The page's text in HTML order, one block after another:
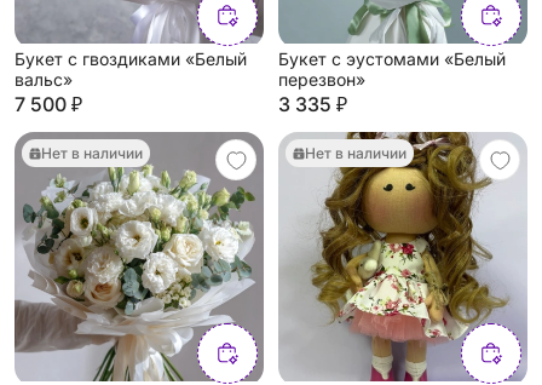
Букет с гвоздиками «Белый
вальс»
7 500 ₽
Букет с эустомами «Белый
перезвон»
3 335 ₽
Нет в наличии Нет в наличии